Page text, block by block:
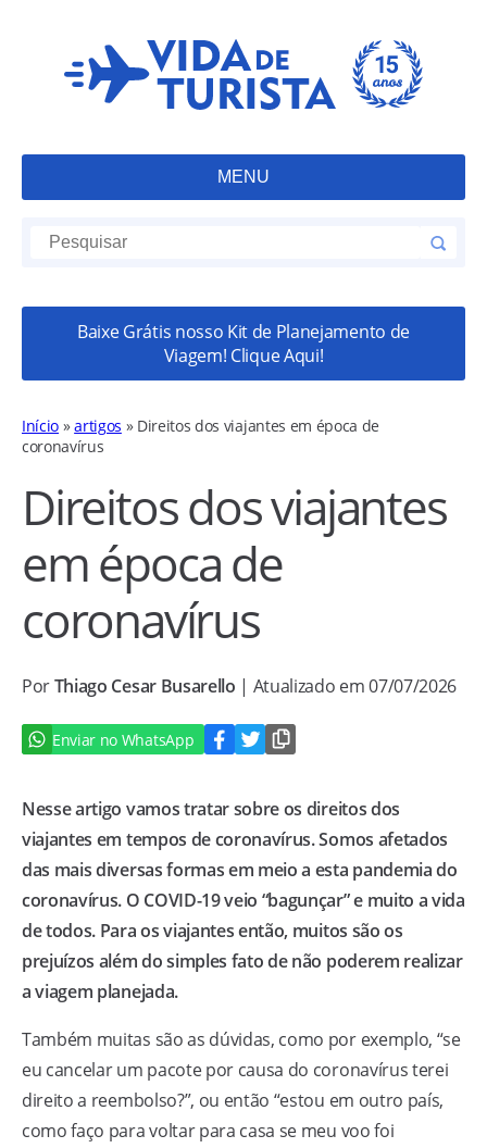
MENU
Baixe Grátis nosso Kit de Planejamento de
Viagem! Clique Aqui!
Início »artigos » Direitos dos viajantes em época de
coronavírus
Direitos dos viajantes
em época de
coronavírus
PorThiago Cesar Busarello | Atualizado em 07/07/2026
Enviar no WhatsApp
Nesse artigo vamos tratar sobre os direitos dos
viajantes em tempos de coronavírus. Somos afetados
das mais diversas formas em meio a esta pandemia do
coronavírus. O COVID-19 veio “bagunçar” e muito a vida
de todos. Para os viajantes então, muitos são os
prejuízos além do simples fato de não poderem realizar
a viagem planejada.
Também muitas são as dúvidas, como por exemplo, “se
eu cancelar um pacote por causa do coronavírus terei
direito a reembolso?”, ou então “estou em outro país,
como faço para voltar para casa se meu voo foi